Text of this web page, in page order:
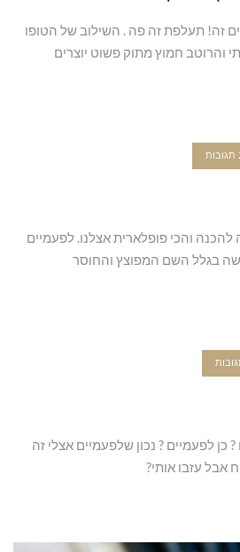
זה! תעלפת זה פה . השילוב של הטופו
והרוטב חמוץ מתוק פשוט יוצרים
והכי פופלארית אצלנו. לפעמיים
בגלל השם המפוצץ והחוסר
כן לפעמיים ? נכון שלפעמיים אצלי זה
אבל עזבו אותי?